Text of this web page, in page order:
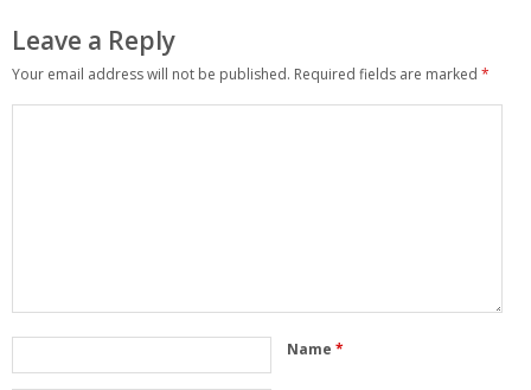
Leave a Reply
Your email address will not be published. Required fields are marked *
Name *